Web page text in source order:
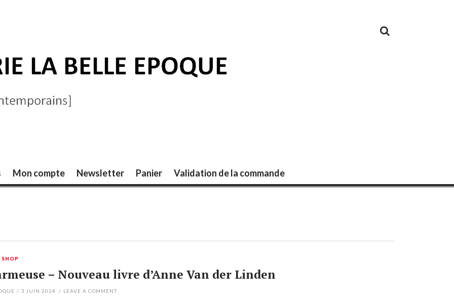
Mon compte Newsletter Panier Validation de la commande
SHOP
– Nouveau livre d’Anne Van der Linden
/ 3 JUIN 2024 / LEAVE A COMMENT